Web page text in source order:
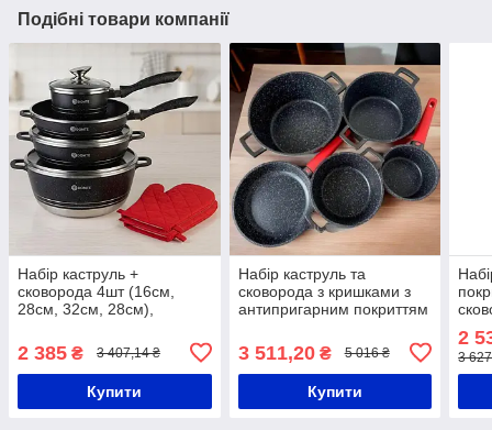
Подібні товари компанії
Набір каструль +
сковорода 4шт (16см,
28см, 32см, 28см),
Чорний / Набір посуди з
антипригарним покриттям
2 385 ₴ 3 407,14 ₴
Купити
Набір каструль та
сковорода з кришками з
антипригарним покриттям
Kitchen ТК00050
3 511,20₴ 5 016 ₴
Купити
2
3